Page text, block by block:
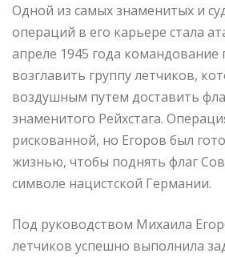
Одной из самых знаменитых и
операций в его карьере стала
апреле 1945 года командование
возглавить группу летчиков,
воздушным путем доставить
знаменитого Рейхстага.
рискованной, но Егоров был
жизнью, чтобы поднять флаг
символе нацистской Германии.
Под руководством Михаила
летчиков успешно выполнила